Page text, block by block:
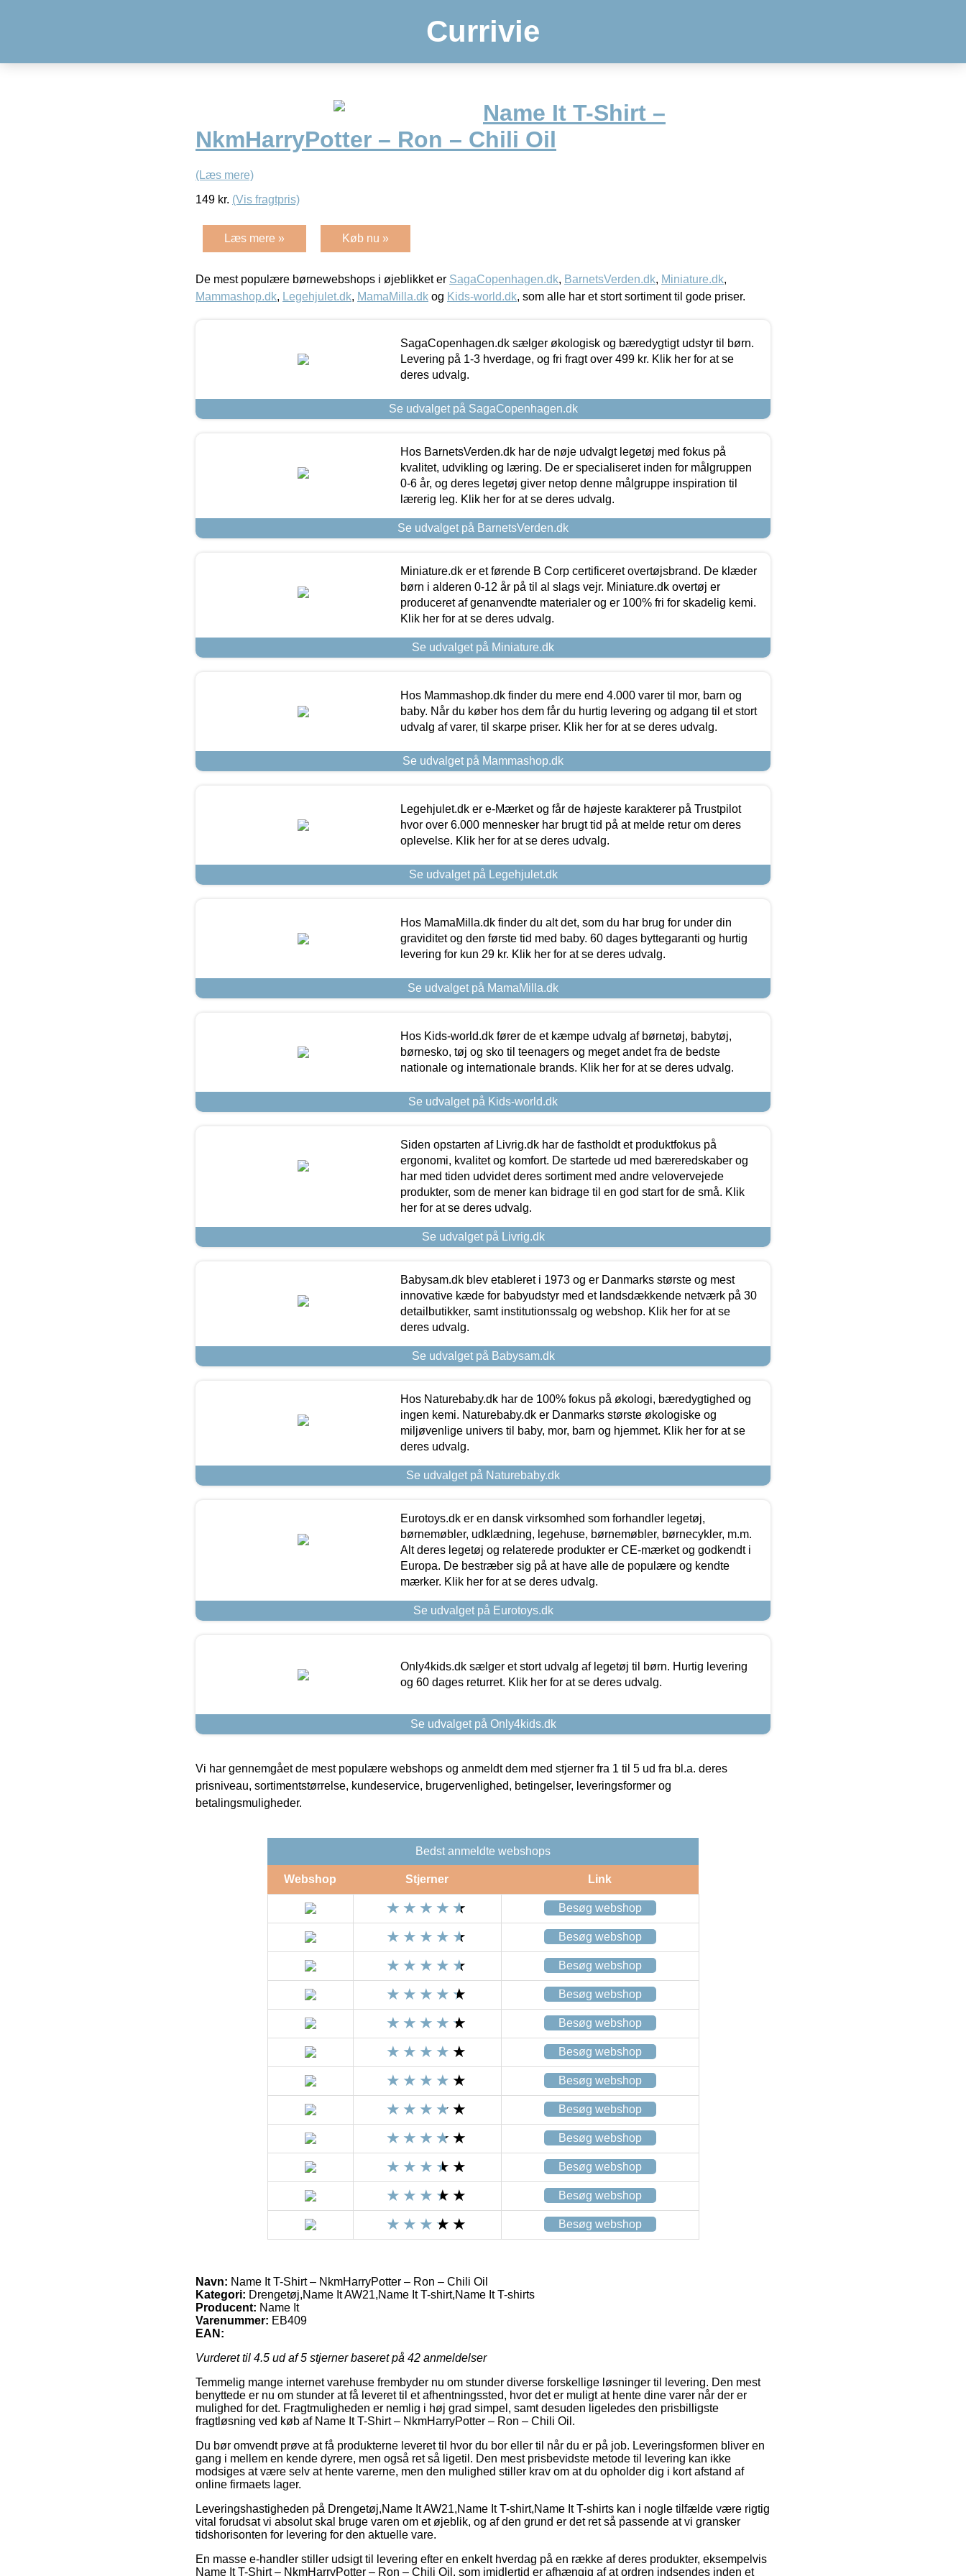
Currivie
Name It T-Shirt –
NkmHarryPotter – Ron – Chili Oil
(Læs mere)
149 kr. (Vis fragtpris)
Læs mere » Køb nu »
De mest populære børnewebshops i øjeblikket er SagaCopenhagen.dk, BarnetsVerden.dk, Miniature.dk,
Mammashop.dk, Legehjulet.dk, MamaMilla.dk og Kids-world.dk, som alle har et stort sortiment til gode priser.
SagaCopenhagen.dk sælger økologisk og bæredygtigt udstyr til børn.
Levering på 1-3 hverdage, og fri fragt over 499 kr. Klik her for at se
deres udvalg.
Se udvalget på SagaCopenhagen.dk
Hos BarnetsVerden.dk har de nøje udvalgt legetøj med fokus på
kvalitet, udvikling og læring. De er specialiseret inden for målgruppen
0-6 år, og deres legetøj giver netop denne målgruppe inspiration til
lærerig leg. Klik her for at se deres udvalg.
Se udvalget på BarnetsVerden.dk
Miniature.dk er et førende B Corp certificeret overtøjsbrand. De klæder
børn i alderen 0-12 år på til al slags vejr. Miniature.dk overtøj er
produceret af genanvendte materialer og er 100% fri for skadelig kemi.
Klik her for at se deres udvalg.
Se udvalget på Miniature.dk
Hos Mammashop.dk finder du mere end 4.000 varer til mor, barn og
baby. Når du køber hos dem får du hurtig levering og adgang til et stort
udvalg af varer, til skarpe priser. Klik her for at se deres udvalg.
Se udvalget på Mammashop.dk
Legehjulet.dk er e-Mærket og får de højeste karakterer på Trustpilot
hvor over 6.000 mennesker har brugt tid på at melde retur om deres
oplevelse. Klik her for at se deres udvalg.
Se udvalget på Legehjulet.dk
Hos MamaMilla.dk finder du alt det, som du har brug for under din
graviditet og den første tid med baby. 60 dages byttegaranti og hurtig
levering for kun 29 kr. Klik her for at se deres udvalg.
Se udvalget på MamaMilla.dk
Hos Kids-world.dk fører de et kæmpe udvalg af børnetøj, babytøj,
børnesko, tøj og sko til teenagers og meget andet fra de bedste
nationale og internationale brands. Klik her for at se deres udvalg.
Se udvalget på Kids-world.dk
Siden opstarten af Livrig.dk har de fastholdt et produktfokus på
ergonomi, kvalitet og komfort. De startede ud med bæreredskaber og
har med tiden udvidet deres sortiment med andre velovervejede
produkter, som de mener kan bidrage til en god start for de små. Klik
her for at se deres udvalg.
Se udvalget på Livrig.dk
Babysam.dk blev etableret i 1973 og er Danmarks største og mest
innovative kæde for babyudstyr med et landsdækkende netværk på 30
detailbutikker, samt institutionssalg og webshop. Klik her for at se
deres udvalg.
Se udvalget på Babysam.dk
Hos Naturebaby.dk har de 100% fokus på økologi, bæredygtighed og
ingen kemi. Naturebaby.dk er Danmarks største økologiske og
miljøvenlige univers til baby, mor, barn og hjemmet. Klik her for at se
deres udvalg.
Se udvalget på Naturebaby.dk
Eurotoys.dk er en dansk virksomhed som forhandler legetøj,
børnemøbler, udklædning, legehuse, børnemøbler, børnecykler, m.m.
Alt deres legetøj og relaterede produkter er CE-mærket og godkendt i
Europa. De bestræber sig på at have alle de populære og kendte
mærker. Klik her for at se deres udvalg.
Se udvalget på Eurotoys.dk
Only4kids.dk sælger et stort udvalg af legetøj til børn. Hurtig levering
og 60 dages returret. Klik her for at se deres udvalg.
Se udvalget på Only4kids.dk
Vi har gennemgået de mest populære webshops og anmeldt dem med stjerner fra 1 til 5 ud fra bl.a. deres
prisniveau, sortimentstørrelse, kundeservice, brugervenlighed, betingelser, leveringsformer og
betalingsmuligheder.
Bedst anmeldte webshops
Webshop Stjerner Link
Besøg webshop
Besøg webshop
Besøg webshop
Besøg webshop
Besøg webshop
Besøg webshop
Besøg webshop
Besøg webshop
Besøg webshop
Besøg webshop
Besøg webshop
Besøg webshop
Navn: Name It T-Shirt – NkmHarryPotter – Ron – Chili Oil
Kategori: Drengetøj,Name It AW21,Name It T-shirt,Name It T-shirts
Producent: Name It
Varenummer: EB409
EAN:
Vurderet til 4.5 ud af 5 stjerner baseret på 42 anmeldelser
Temmelig mange internet varehuse frembyder nu om stunder diverse forskellige løsninger til levering. Den mest
benyttede er nu om stunder at få leveret til et afhentningssted, hvor det er muligt at hente dine varer når der er
mulighed for det. Fragtmuligheden er nemlig i høj grad simpel, samt desuden ligeledes den prisbilligste
fragtløsning ved køb af Name It T-Shirt – NkmHarryPotter – Ron – Chili Oil.
Du bør omvendt prøve at få produkterne leveret til hvor du bor eller til når du er på job. Leveringsformen bliver en
gang i mellem en kende dyrere, men også ret så ligetil. Den mest prisbevidste metode til levering kan ikke
modsiges at være selv at hente varerne, men den mulighed stiller krav om at du opholder dig i kort afstand af
online firmaets lager.
Leveringshastigheden på Drengetøj,Name It AW21,Name It T-shirt,Name It T-shirts kan i nogle tilfælde være rigtig
vital forudsat vi absolut skal bruge varen om et øjeblik, og af den grund er det ret så passende at vi gransker
tidshorisonten for levering for den aktuelle vare.
En masse e-handler stiller udsigt til levering efter en enkelt hverdag på en række af deres produkter, eksempelvis
Name It T-Shirt – NkmHarryPotter – Ron – Chili Oil, som imidlertid er afhængig af at ordren indsendes inden et